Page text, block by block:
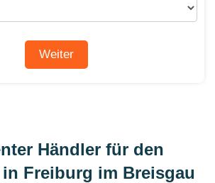
Händler für den
Freiburg im Breisgau